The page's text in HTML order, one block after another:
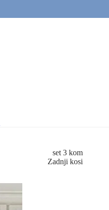
set 3 kom
Zadnji kosi